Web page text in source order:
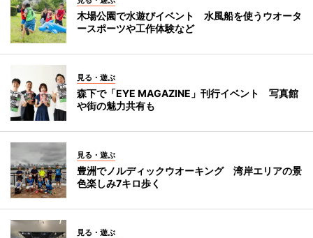
木場公園で水遊びイベント 水風船を使うウオータ
ースポーツや工作体験など
見る・遊ぶ
森下で「EYE MAGAZINE」刊行イベント 写真館
や街の魅力共有も
見る・遊ぶ
豊洲でノルディックウオーキング 湾岸エリアの景
色楽しみ7キロ歩く
見る・遊ぶ